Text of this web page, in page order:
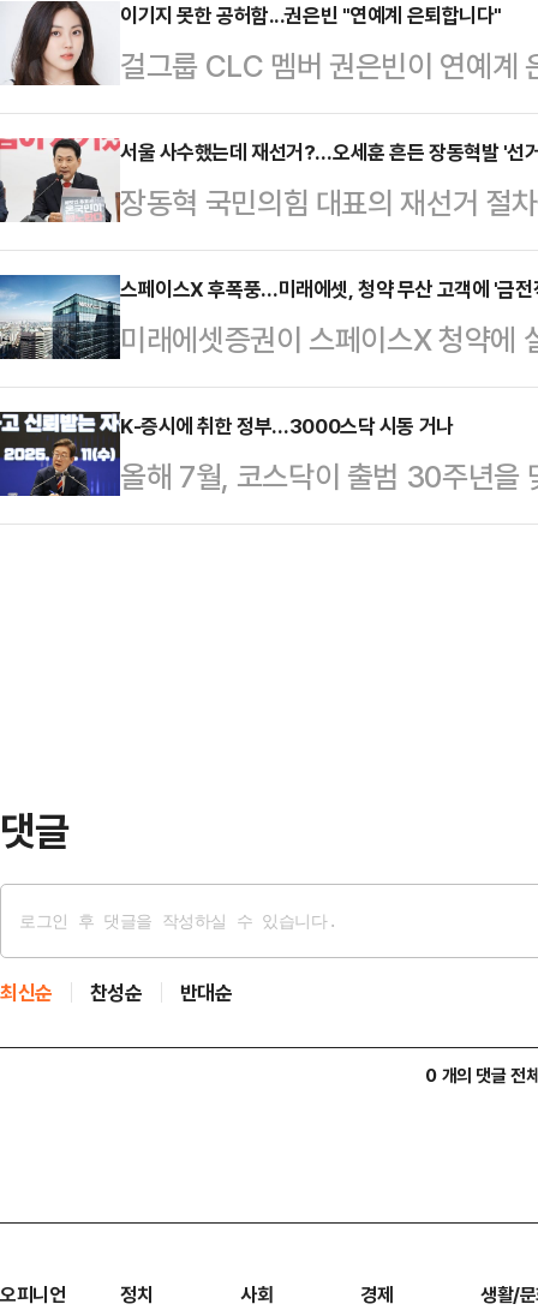
해 기획 단계부터 직접 참여하며 공
아쉬움을 남겼다는 평가가 이어졌
비스(SNS)에는 당시 혜리의 팬미
다. 혜리는 이날 몸에 밀착되는 원
스러운 매력을 발산했다.하지만 일
다는 반응을 보였다. …
이기지 못한 공허함...권은빈 "연예계 은퇴합니다"
걸그룹 CLC 멤버 권은빈이 연예계
사회관계망서비스(SNS)를 통해
안 시간의 흐름에 따라 자연스럽게
됐다"며 "오랜 고민 끝에 일반인의
를 결심한 배경에 대해 그는 "일에
공허함과 불안함 등에 시달린 시간
석은 지난 모습들과 시간들에 큰 아
이었던 시간…
서울 사수했는데 재선거?…오세훈 흔든 장동혁발 '선
장동혁 국민의힘 대표의 재선거 절
기로 당이 또다시 격랑에 휩싸였다.
취 압박을 피하기 위해 '선거소청'
특히 중앙 정치와 거리를 둔 오세훈
의 선택이 어떤 파장을 일으킬지 주
인 올림픽공원 핸드볼경기장 2-1
내에 들어갈 수 있는 상황이 아니기
치했다"고 밝혔…
스페이스X 후폭풍…미래에셋, 청약 무산 고객에 '금전
미래에셋증권이 스페이스X 청약에
다.환 차손 등으로 인한 피해 논란
한다는 방침이다.16일 금융투자업
김미섭·허선호 부회장은 전날 스페
적 보상 검토 등을 골자로 하는 문
K-증시에 취한 정부…3000스닥 시동 거나
올해 7월, 코스닥이 출범 30주년을
3000 시대’를 목표로 제시했다.코
댓글
최신순 찬성순 반대순
0 개의 댓글 전
오피니언 정치 사회 경제 생활/